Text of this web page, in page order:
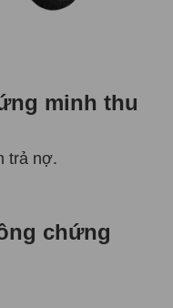
minh thu
trả nợ.
chứng